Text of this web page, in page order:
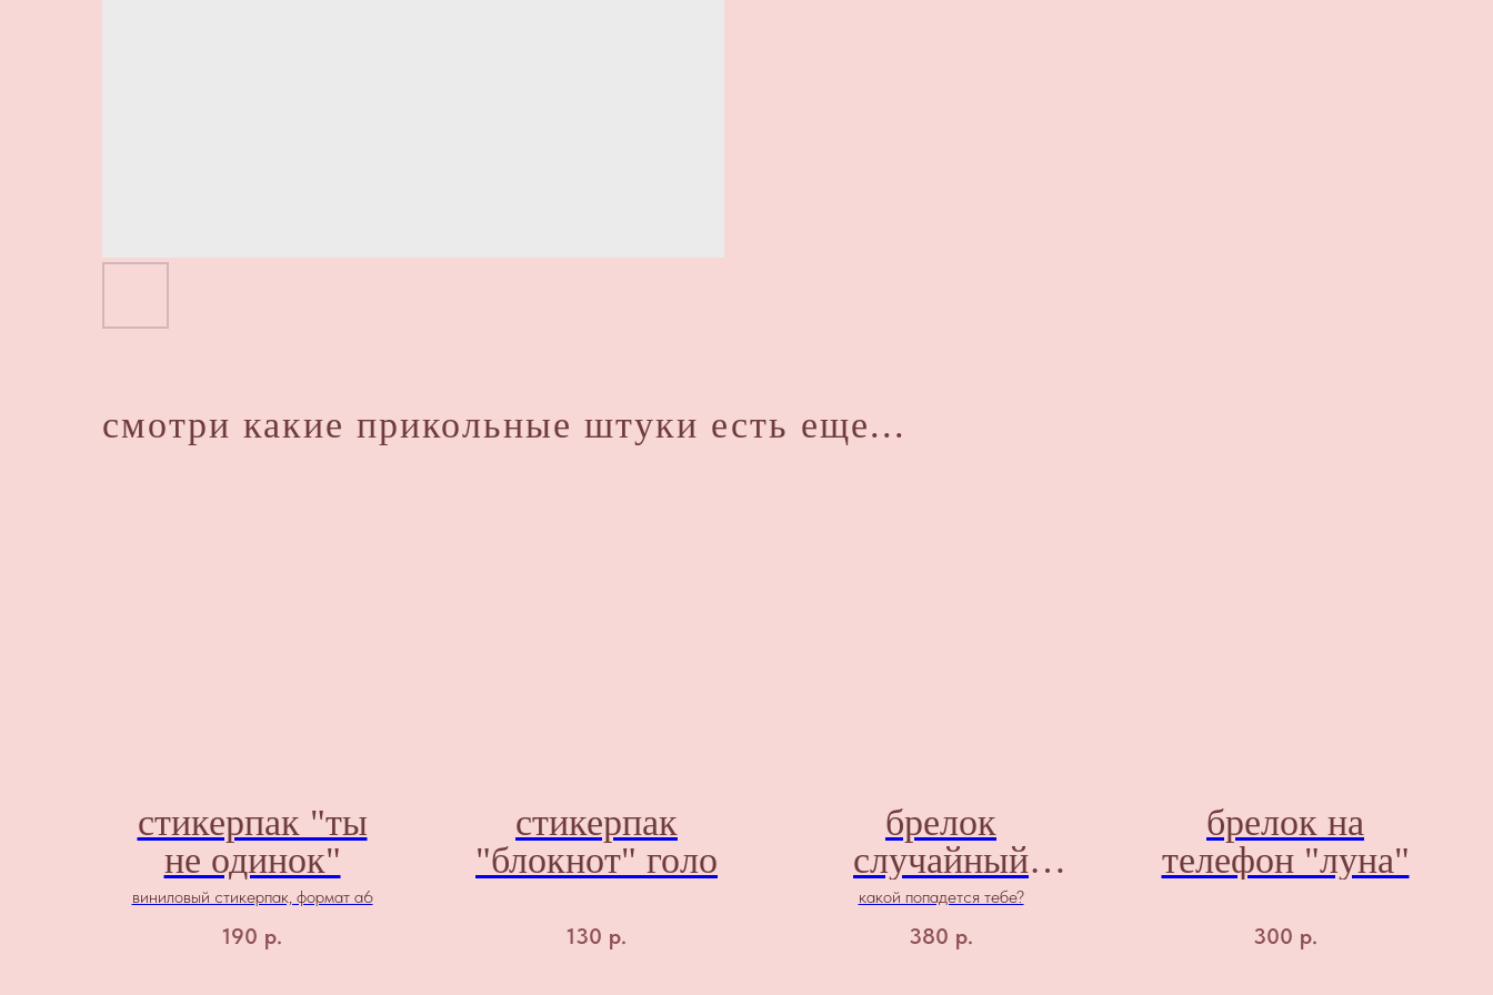
смотри какие прикольные штуки есть еще...
стикерпак "ты
не одинок"
виниловый стикерпак, формат а6
190 р.
стикерпак
"блокнот" голо
130 р.
брелок
случайный
"японские
нямки"
какой попадется тебе?
380 р.
брелок на
телефон "луна"
300 р.